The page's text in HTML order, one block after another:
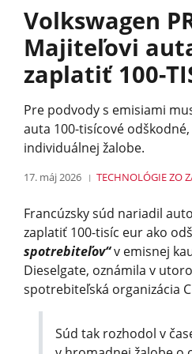
Volkswagen
Majiteľovi
zaplatiť 100-
Pre podvody s emisiami
auta 100-tisícové
individuálnej žalobe.
17. máj 2026 TECHNOLÓGIEZO
Francúzsky súd nariadil
zaplatiť 100-tisíc eur ako
spotrebiteľov“v emisnej
Dieselgate, oznámila v
spotrebiteľská organizácia
Súd tak rozhodol v